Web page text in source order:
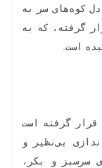
کوه‌های سر به
گرفته، که به
است.
قرار گرفته است
بی‌نظیر و
سرسبز و بکر،